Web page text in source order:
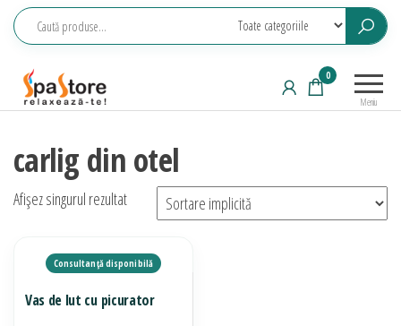
Sari
saune,
wellness
Meniu
0
carlig din otel
Afișez singurul rezultat
Vas de lut cu picurator